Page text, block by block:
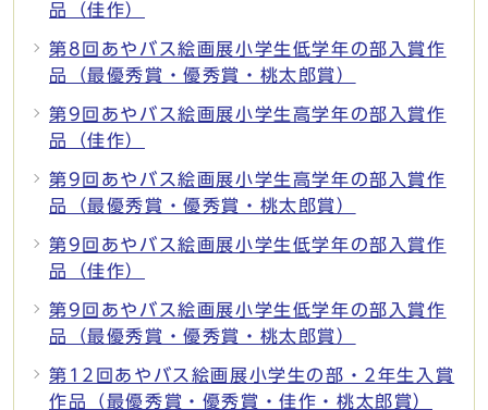
品（佳作）
第8回あやバス絵画展小学生低学年の部入賞作
品（最優秀賞・優秀賞・桃太郎賞）
第9回あやバス絵画展小学生高学年の部入賞作
品（佳作）
第9回あやバス絵画展小学生高学年の部入賞作
品（最優秀賞・優秀賞・桃太郎賞）
第9回あやバス絵画展小学生低学年の部入賞作
品（佳作）
第9回あやバス絵画展小学生低学年の部入賞作
品（最優秀賞・優秀賞・桃太郎賞）
第12回あやバス絵画展小学生の部・2年生入賞
作品（最優秀賞・優秀賞・佳作・桃太郎賞）